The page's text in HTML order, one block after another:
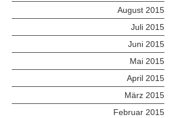
August 2015
Juli 2015
Juni 2015
Mai 2015
April 2015
März 2015
Februar 2015